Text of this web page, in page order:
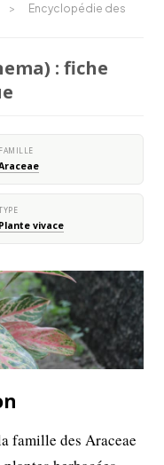
>
Encyclopédie des
: fiche
FAMILLE
Plante vivace
famille des Araceae